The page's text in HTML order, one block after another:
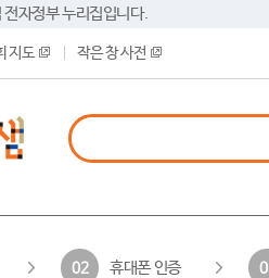
자정부 누리집입니다.
지도 작은 창 사전
02 휴대폰 인증